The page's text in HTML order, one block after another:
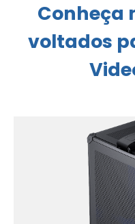
Conheça
voltados